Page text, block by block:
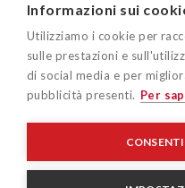
Chi siamo
Accessibilità sito
Cookie policy
Privacy policy
Disclaimer
CONTATTI
Via Cavour 181/A
easygoout@aism.it
Associazione Italiana
96015150582
Informazioni sui
Utilizziamo i cookie per
sulle prestazioni e
di social media e per
pubblicità presenti. Per